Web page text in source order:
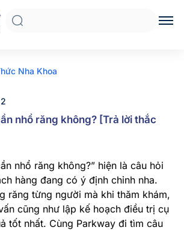
Nha Khoa
nhổ răng không? [Trả lời thắc
nhổ răng không?” hiện là câu hỏi
hàng đang có ý định chỉnh nha.
răng từng người mà khi thăm khám,
cũng như lập kế hoạch điều trị cụ
tốt nhất. Cùng Parkway đi tìm câu